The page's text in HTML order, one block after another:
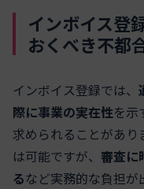
インボイス登
おくべき不都
インボイス登録では、
際に事業の実在性を示
求められることがあ
は可能ですが、 審査に
るなど実務的な負担が